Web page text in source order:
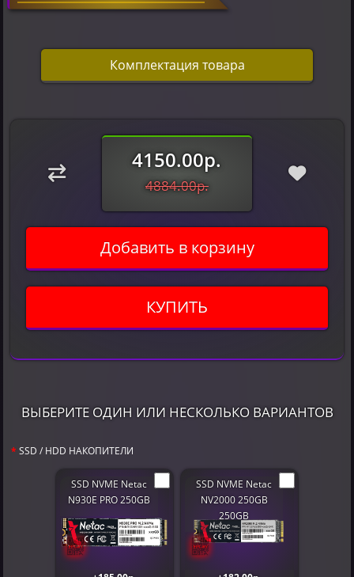
Комплектация товара
4150.00р.
4884.00р.
Добавить в корзину
КУПИТЬ
ВЫБЕРИТЕ ОДИН ИЛИ НЕСКОЛЬКО ВАРИАНТОВ
SSD / HDD НАКОПИТЕЛИ
SSD NVME Netac
N930E PRO 250GB
SSD NVME Netac
NV2000 250GB
250GB